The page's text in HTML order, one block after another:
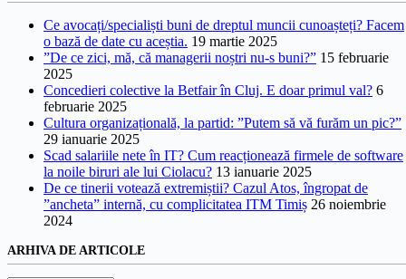
Ce avocați/specialiști buni de dreptul muncii cunoașteți? Facem
o bază de date cu aceștia. 19 martie 2025
”De ce zici, mă, că managerii noștri nu-s buni?” 15 februarie
2025
Concedieri colective la Betfair în Cluj. E doar primul val? 6
februarie 2025
Cultura organizațională, la partid: ”Putem să vă furăm un pic?”
29 ianuarie 2025
Scad salariile nete în IT? Cum reacționează firmele de software
la noile biruri ale lui Ciolacu? 13 ianuarie 2025
De ce tinerii votează extremiștii? Cazul Atos, îngropat de
”ancheta” internă, cu complicitatea ITM Timiș 26 noiembrie
2024
ARHIVA DE ARTICOLE